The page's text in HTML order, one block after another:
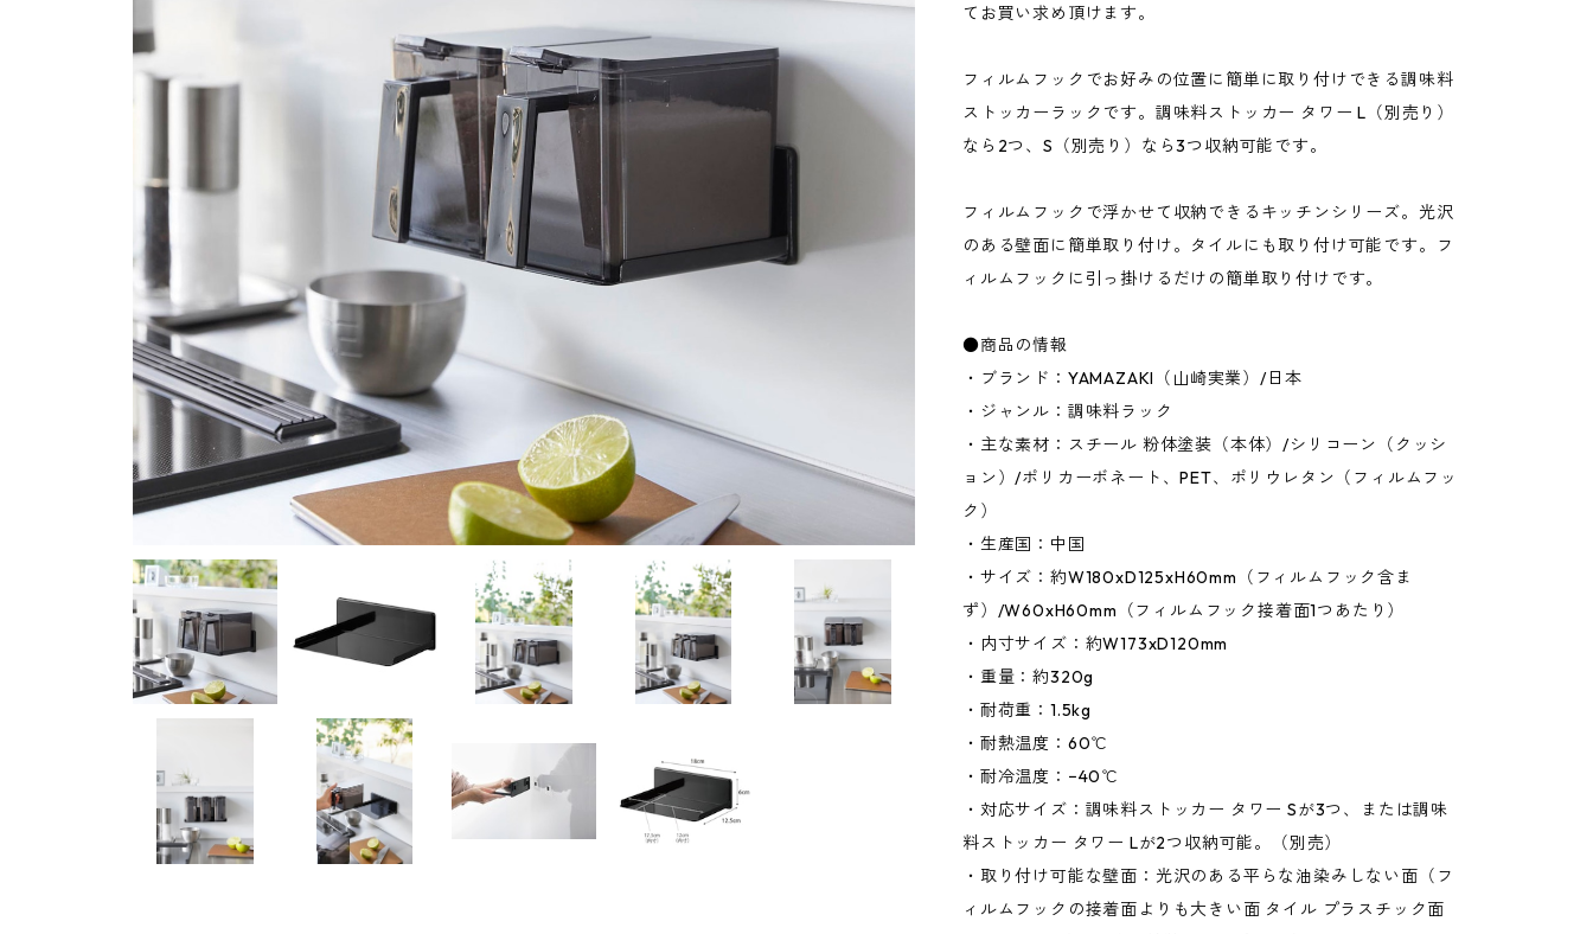
てお買い求め頂けます。
フィルムフックでお好みの位置に簡単に取り付けできる調味料
ストッカーラックです。調味料ストッカー タワー L（別売り）
なら2つ、S（別売り）なら3つ収納可能です。
フィルムフックで浮かせて収納できるキッチンシリーズ。光沢
のある壁面に簡単取り付け。タイルにも取り付け可能です。フ
ィルムフックに引っ掛けるだけの簡単取り付けです。
●商品の情報
・ブランド：YAMAZAKI（山崎実業）/日本
・ジャンル：調味料ラック
・主な素材：スチール 粉体塗装（本体）/シリコーン（クッシ
ョン）/ポリカーボネート、PET、ポリウレタン（フィルムフッ
ク）
・生産国：中国
・サイズ：約W180xD125xH60mm（フィルムフック含ま
ず）/W60xH60mm（フィルムフック接着面1つあたり）
・内寸サイズ：約W173xD120mm
・重量：約320g
・耐荷重：1.5kg
・耐熱温度：60℃
・耐冷温度：−40℃
・対応サイズ：調味料ストッカー タワー Sが3つ、または調味
料ストッカー タワー Lが2つ収納可能。（別売）
・取り付け可能な壁面：光沢のある平らな油染みしない面（フ
ィルムフックの接着面よりも大きい面 タイル プラスチック面